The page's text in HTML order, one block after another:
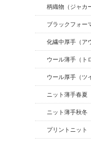
柄織物（ジャカ
ブラックフォー
化繊中厚手（ア
ウール薄手（
ウール厚手（ツ
ニット薄手春夏
ニット薄手秋冬
プリントニット